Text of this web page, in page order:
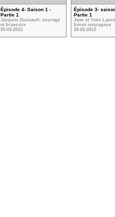
Épisode 4- Saison 1 -
Partie 1
Jacques Dussault: courage
et bravoure
05-03-2013
Épisode 3-
Partie 1
Jean et Yves
frères courageux
26-02-2013